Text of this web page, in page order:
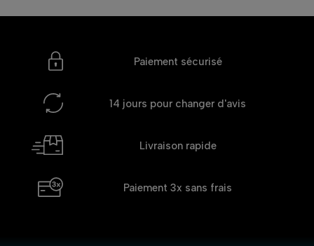
Paiement sécurisé
14 jours pour changer d'avis
Livraison rapide
Paiement 3x sans frais